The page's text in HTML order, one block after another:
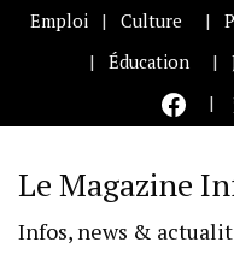
Emploi Culture
Éducation
Le Magazine
Infos, news &